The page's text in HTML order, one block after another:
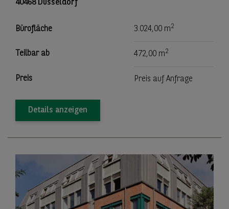
40468 Düsseldorf
Bürofläche 3.024,00 m2
Teilbar ab 472,00 m2
Preis Preis auf Anfrage
Details anzeigen